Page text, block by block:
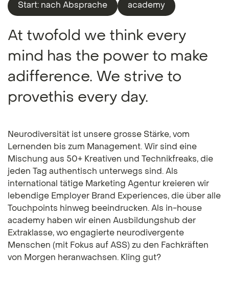
Start: nach Absprache academy
At twofold we think every
mind has the power to make
adifference. We strive to
provethis every day.
Neurodiversität ist unsere grosse Stärke, vom
Lernenden bis zum Management. Wir sind eine
Mischung aus 50+ Kreativen und Technikfreaks, die
jeden Tag authentisch unterwegs sind. Als
international tätige Marketing Agentur kreieren wir
lebendige Employer Brand Experiences, die über alle
Touchpoints hinweg beeindrucken. Als in-house
academy haben wir einen Ausbildungshub der
Extraklasse, wo engagierte neurodivergente
Menschen (mit Fokus auf ASS) zu den Fachkräften
von Morgen heranwachsen. Kling gut?